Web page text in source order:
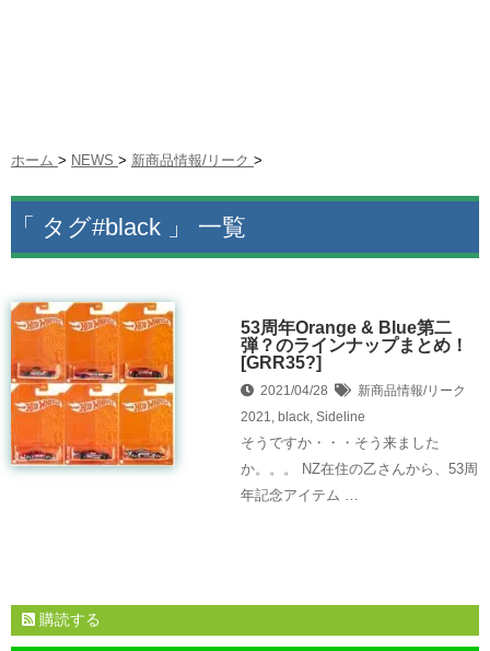
ホーム > NEWS > 新商品情報/リーク >
「 タグ#black 」 一覧
53周年Orange & Blue第二
弾？のラインナップまとめ！
[GRR35?]
2021/04/28
新商品情報/リーク
2021, black, Sideline
そうですか・・・そう来ました
か。。。 NZ在住の乙さんから、53周
年記念アイテム …
購読する